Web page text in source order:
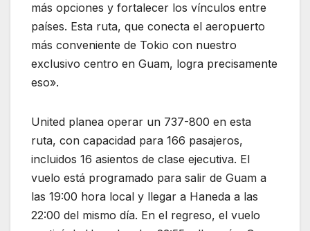
más opciones y fortalecer los vínculos entre
países. Esta ruta, que conecta el aeropuerto
más conveniente de Tokio con nuestro
exclusivo centro en Guam, logra precisamente
eso».
United planea operar un 737-800 en esta
ruta, con capacidad para 166 pasajeros,
incluidos 16 asientos de clase ejecutiva. El
vuelo está programado para salir de Guam a
las 19:00 hora local y llegar a Haneda a las
22:00 del mismo día. En el regreso, el vuelo